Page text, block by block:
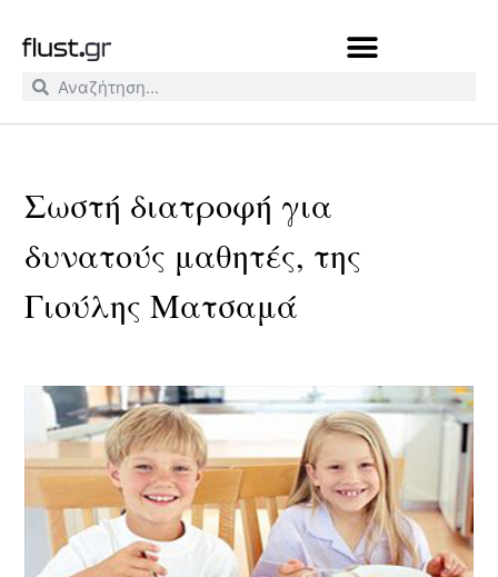
Σωστή διατροφή για
δυνατούς μαθητές, της
Γιούλης Ματσαμά